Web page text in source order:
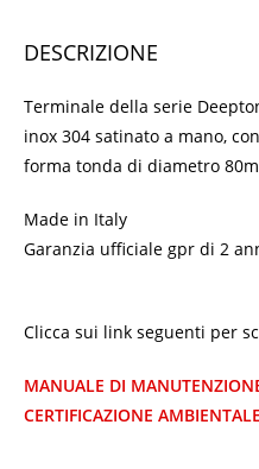
DESCRIZIONE
Terminale della serie
inox 304 satinato a mano,
forma tonda di diametro
Made in Italy
Garanzia ufficiale gpr di 2
Clicca sui link seguenti per
MANUALE DI
CERTIFICAZIONE AMBIENTALE